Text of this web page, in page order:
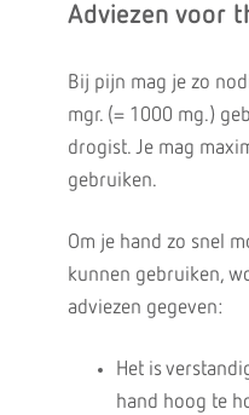
Adviezen voor
Bij pijn mag je zo
mgr. (= 1000 mg.)
drogist. Je mag
gebruiken.
Om je hand zo snel
kunnen gebruiken,
adviezen gegeven:
Het is
hand hoog te